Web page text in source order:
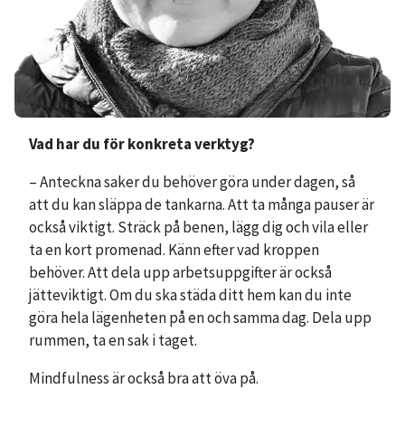
Vad har du för konkreta verktyg?
– Anteckna saker du behöver göra under dagen, så
att du kan släppa de tankarna. Att ta många pauser är
också viktigt. Sträck på benen, lägg dig och vila eller
ta en kort promenad. Känn efter vad kroppen
behöver. Att dela upp arbetsuppgifter är också
jätteviktigt. Om du ska städa ditt hem kan du inte
göra hela lägenheten på en och samma dag. Dela upp
rummen, ta en sak i taget.
Mindfulness är också bra att öva på.